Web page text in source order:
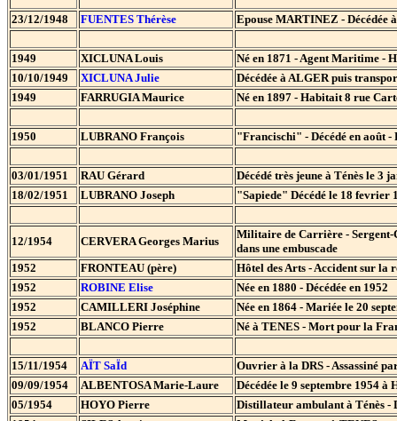
23/12/1948 FUENTES Thérèse Epouse MARTINEZ - Décédée
1949 XICLUNA Louis
Né en 1871 - Agent Maritime -
10/10/1949
XICLUNA Julie
Décédée à ALGER puis
1949
FARRUGIA Maurice Né en 1897 - Habitait 8 rue
1950 LUBRANO François "Francischi" - Décédé en août
03/01/1951 RAU Gérard
Décédé très jeune à Ténès le 3
18/02/1951
LUBRANO Joseph "Sapiede" Décédé le 18 fevrier
12/1954 CERVERA Georges Marius
Militaire de Carrière - Sergent-
dans une embuscade
1952
FRONTEAU (père)
Hôtel des Arts - Accident sur la
1952
ROBINE Elise
Née en 1880 - Décédée en 1952
1952
CAMILLERI Joséphine
Née en 1864 - Mariée le 20
1952
BLANCO Pierre Né à TENES - Mort pour la
15/11/1954 AÏT SaÏd
Ouvrier à la DRS - Assassiné
09/09/1954
ALBENTOSA Marie-Laure
Décédée le 9 septembre 1954
05/1954
HOYO Pierre
Distillateur ambulant à Ténès -